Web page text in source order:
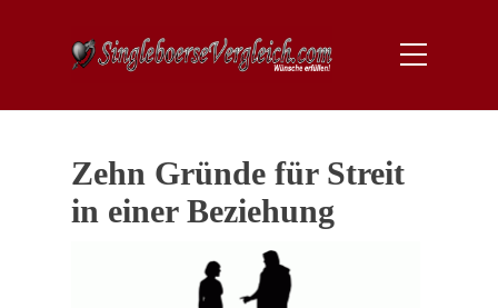
Zehn Gründe für Streit
in einer Beziehung